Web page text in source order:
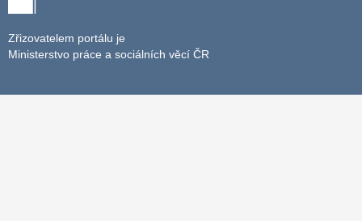
Zřizovatelem portálu je
Ministerstvo práce a sociálních věcí ČR